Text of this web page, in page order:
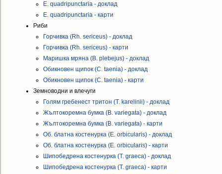
E. quadripunctaria - доклад
E. quadripunctaria - карти
Риби
Горчивка (Rh. sericeus) - доклад
Горчивка (Rh. sericeus) - карти
Маришка мряна (B. plebejus) - доклад
Обикновен щипок (C. taenia) - доклад
Обикновен щипок (C. taenia) - карти
Земноводни и влечуги
Голям гребенест тритон (T. karelinii) - доклад
Жълтокоремна бумка (B. variegata) - доклад
Жълтокоремна бумка (B. variegata) - карти
Об. блатна костенурка (E. orbicularis) - доклад
Об. блатна костенурка (E. orbicularis) - карти
Шипобедрена костенурка (T. graeca) - доклад
Шипобедрена костенурка (T. graeca) - карти